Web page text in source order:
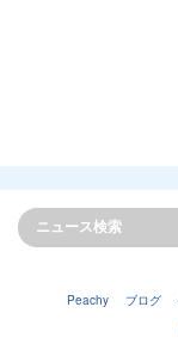
Peachy ブログ